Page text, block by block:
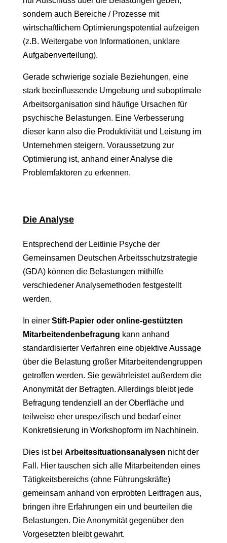
sondern auch Bereiche / Prozesse mit
wirtschaftlichem Optimierungspotential aufzeigen
(z.B. Weitergabe von Informationen, unklare
Aufgabenverteilung).
Gerade schwierige soziale Beziehungen, eine
stark beeinflussende Umgebung und suboptimale
Arbeitsorganisation sind häufige Ursachen für
psychische Belastungen. Eine Verbesserung
dieser kann also die Produktivität und Leistung im
Unternehmen steigern. Voraussetzung zur
Optimierung ist, anhand einer Analyse die
Problemfaktoren zu erkennen.
Die Analyse
Entsprechend der Leitlinie Psyche der
Gemeinsamen Deutschen Arbeitsschutzstrategie
(GDA) können die Belastungen mithilfe
verschiedener Analysemethoden festgestellt
werden.
In einer Stift-Papier oder online-gestützten
Mitarbeitendenbefragung kann anhand
standardisierter Verfahren eine objektive Aussage
über die Belastung großer Mitarbeitendengruppen
getroffen werden. Sie gewährleistet außerdem die
Anonymität der Befragten. Allerdings bleibt jede
Befragung tendenziell an der Oberfläche und
teilweise eher unspezifisch und bedarf einer
Konkretisierung in Workshopform im Nachhinein.
Dies ist bei Arbeitssituationsanalysen nicht der
Fall. Hier tauschen sich alle Mitarbeitenden eines
Tätigkeitsbereichs (ohne Führungskräfte)
gemeinsam anhand von erprobten Leitfragen aus,
bringen ihre Erfahrungen ein und beurteilen die
Belastungen. Die Anonymität gegenüber den
Vorgesetzten bleibt gewahrt.